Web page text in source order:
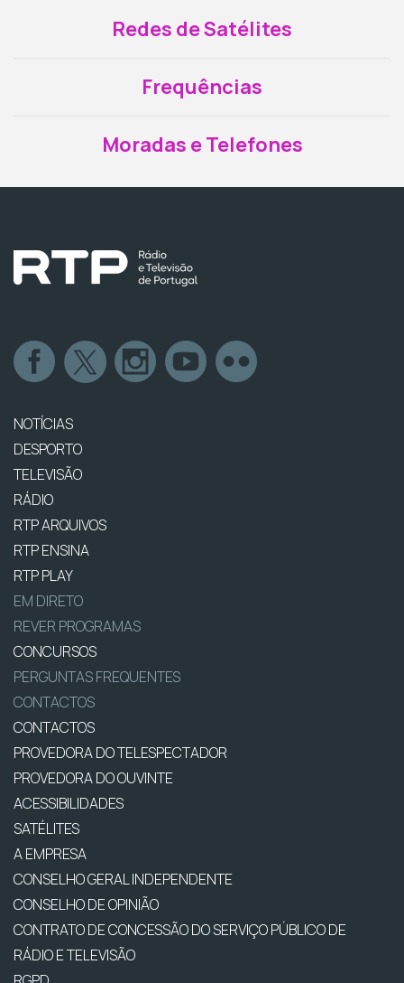
Redes de Satélites
Frequências
Moradas e Telefones
NOTÍCIAS
DESPORTO
TELEVISÃO
RÁDIO
RTP ARQUIVOS
RTP ENSINA
RTP PLAY
EM DIRETO
REVER PROGRAMAS
CONCURSOS
PERGUNTAS FREQUENTES
CONTACTOS
CONTACTOS
PROVEDORA DO TELESPECTADOR
PROVEDORA DO OUVINTE
ACESSIBILIDADES
SATÉLITES
A EMPRESA
CONSELHO GERAL INDEPENDENTE
CONSELHO DE OPINIÃO
CONTRATO DE CONCESSÃO DO SERVIÇO PÚBLICO DE
RÁDIO E TELEVISÃO